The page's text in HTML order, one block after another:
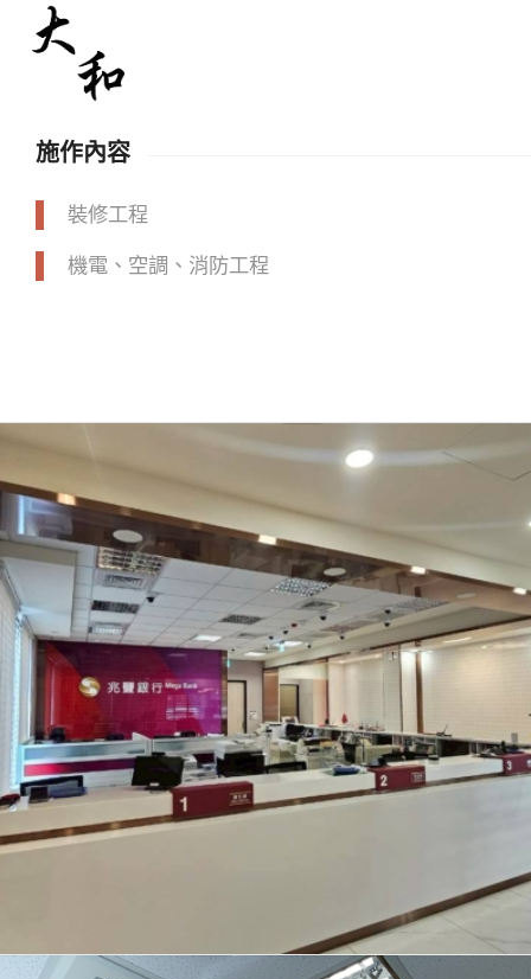
施作內容
裝修工程
機電、空調、消防工程